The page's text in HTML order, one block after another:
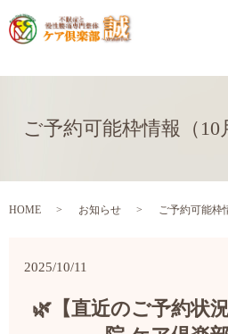
ご予約可能枠情報（10
HOME お知らせ ご予約可能枠
2025/10/11
🌿【直近のご予約状